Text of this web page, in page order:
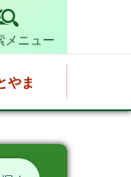
メニュー
やま